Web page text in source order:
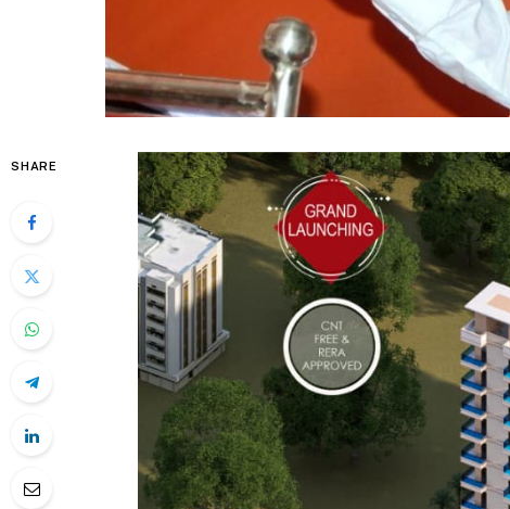
SHARE